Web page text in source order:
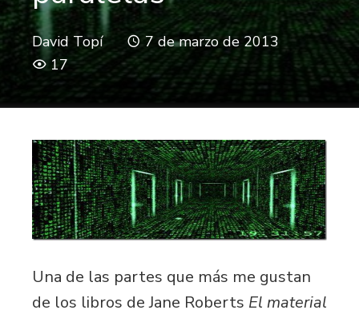
David Topí
7 de marzo de 2013
17
Una de las partes que más me gustan
de los libros de Jane Roberts El material